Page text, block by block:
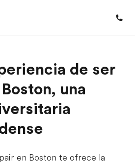
de ser
una
en Boston te ofrece la